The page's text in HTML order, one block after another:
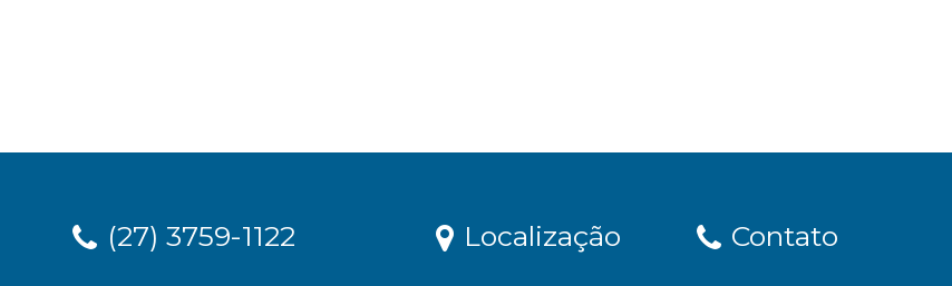
(27) 3759-1122 Localização Contato